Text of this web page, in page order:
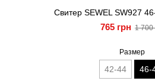
Свитер SEWEL SW927
765 грн 1 700
Размер
42-44 46-